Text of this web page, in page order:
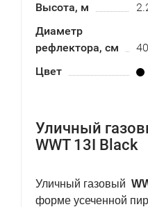
Высота, м
Диаметр
рефлектора, см
40
Цвет
Уличный
WWT 13I Black
Уличный газовый
форме усеченной